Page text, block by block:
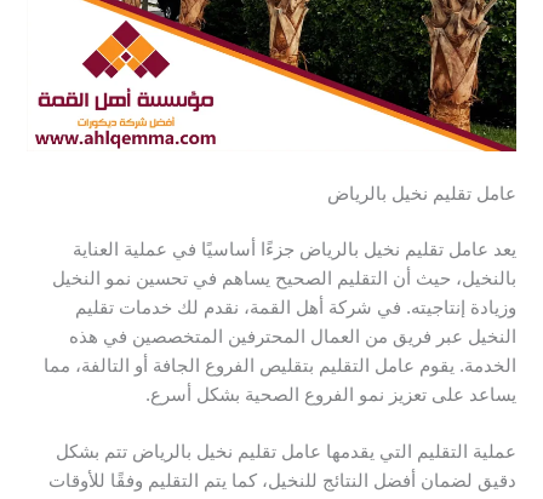
عامل تقليم نخيل بالرياض
يعد عامل تقليم نخيل بالرياض جزءًا أساسيًا في عملية العناية
بالنخيل، حيث أن التقليم الصحيح يساهم في تحسين نمو النخيل
وزيادة إنتاجيته. في شركة أهل القمة، نقدم لك خدمات تقليم
النخيل عبر فريق من العمال المحترفين المتخصصين في هذه
الخدمة. يقوم عامل التقليم بتقليص الفروع الجافة أو التالفة، مما
يساعد على تعزيز نمو الفروع الصحية بشكل أسرع.
عملية التقليم التي يقدمها عامل تقليم نخيل بالرياض تتم بشكل
دقيق لضمان أفضل النتائج للنخيل، كما يتم التقليم وفقًا للأوقات